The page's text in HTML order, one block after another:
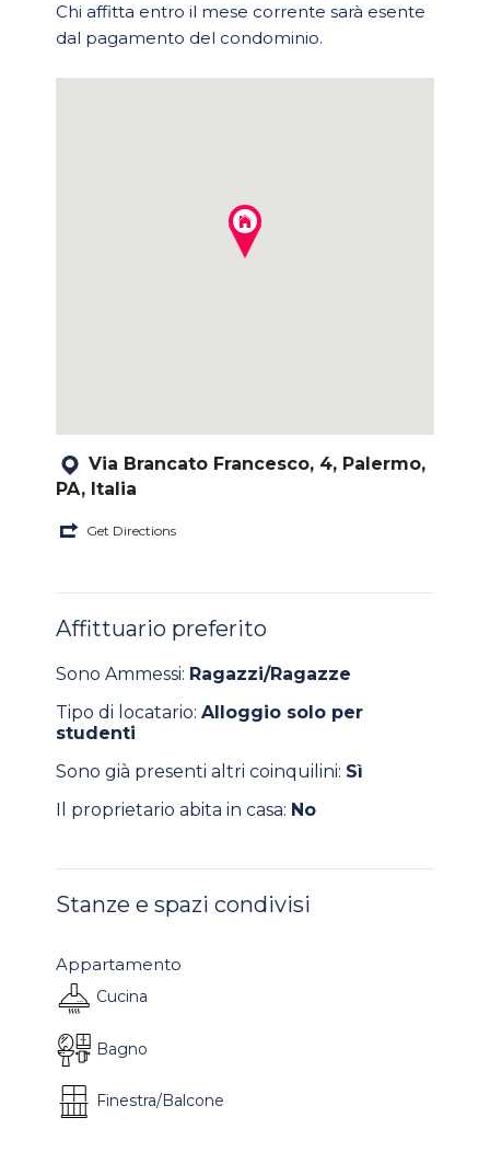
Chi affitta entro il mese corrente sarà esente
dal pagamento del condominio.
Via Brancato Francesco, 4, Palermo,
PA, Italia
Get Directions
Affittuario preferito
Sono Ammessi: Ragazzi/Ragazze
Tipo di locatario: Alloggio solo per
studenti
Sono già presenti altri coinquilini: Sì
Il proprietario abita in casa: No
Stanze e spazi condivisi
Appartamento
Cucina
Bagno
Finestra/Balcone